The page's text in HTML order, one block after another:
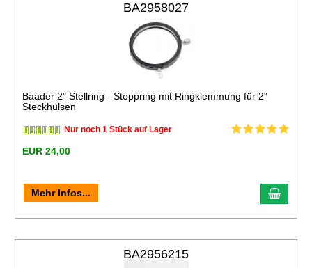
BA2958027
Baader 2" Stellring - Stoppring mit Ringklemmung für 2"
Steckhülsen
Nur noch 1 Stück auf Lager
EUR 24,00
Mehr Infos...
BA2956215